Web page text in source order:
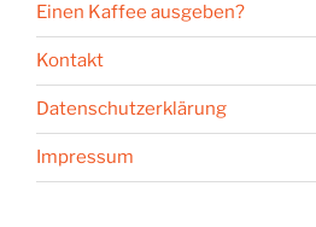
Einen Kaffee ausgeben?
Kontakt
Datenschutzerklärung
Impressum